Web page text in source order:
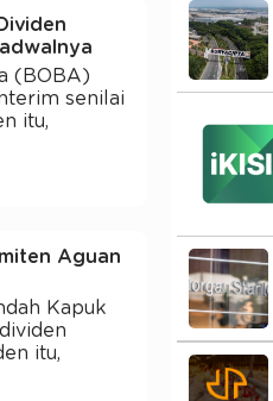
(BOBA)
senilai
itu,
Aguan
Kapuk
itu,